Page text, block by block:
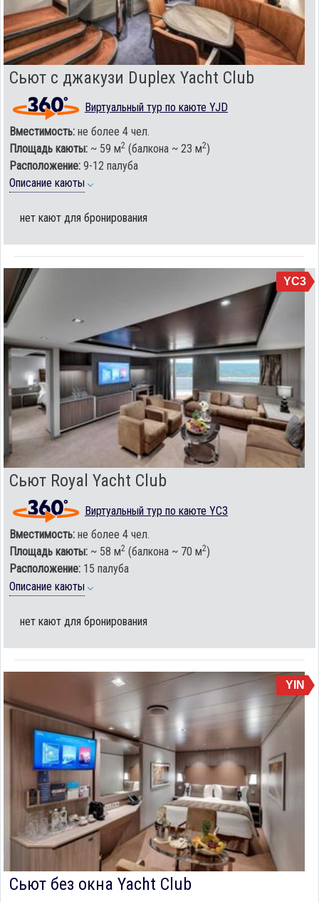
Сьют с джакузи Duplex Yacht Club
Виртуальный тур по каюте YJD
Вместимость: не более 4 чел.
Площадь каюты: ~ 59 м2 (балкона ~ 23 м2)
Расположение: 9-12 палуба
Описание каюты
нет кают для бронирования
YC3
Сьют Royal Yacht Club
Виртуальный тур по каюте YC3
Вместимость: не более 4 чел.
Площадь каюты: ~ 58 м2 (балкона ~ 70 м2)
Расположение: 15 палуба
Описание каюты
нет кают для бронирования
YIN
Сьют без окна Yacht Club